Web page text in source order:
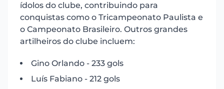
ídolos do clube, contribuindo para
conquistas como o Tricampeonato Paulista e
o Campeonato Brasileiro. Outros grandes
artilheiros do clube incluem:
Gino Orlando - 233 gols
Luís Fabiano - 212 gols